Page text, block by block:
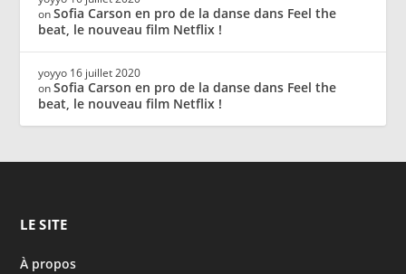
onSofia Carson en pro de la danse dans Feel the
beat, le nouveau film Netflix !
yoyyo 16 juillet 2020
onSofia Carson en pro de la danse dans Feel the
beat, le nouveau film Netflix !
LE SITE
À propos